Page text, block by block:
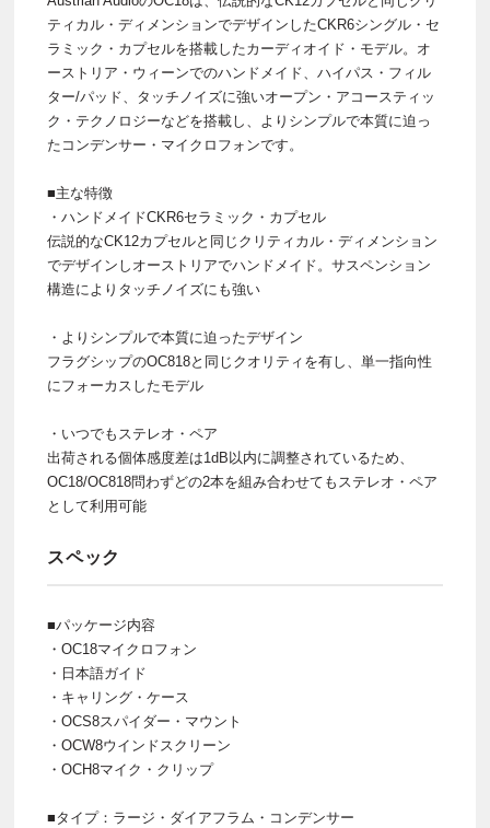
ティカル・ディメンションでデザインしたCKR6シングル・セ
ラミック・カプセルを搭載したカーディオイド・モデル。オ
ーストリア・ウィーンでのハンドメイド、ハイパス・フィル
ター/パッド、タッチノイズに強いオープン・アコースティッ
ク・テクノロジーなどを搭載し、よりシンプルで本質に迫っ
たコンデンサー・マイクロフォンです。
■主な特徴
・ハンドメイドCKR6セラミック・カプセル
伝説的なCK12カプセルと同じクリティカル・ディメンション
でデザインしオーストリアでハンドメイド。サスペンション
構造によりタッチノイズにも強い
・よりシンプルで本質に迫ったデザイン
フラグシップのOC818と同じクオリティを有し、単一指向性
にフォーカスしたモデル
・いつでもステレオ・ペア
出荷される個体感度差は1dB以内に調整されているため、
OC18/OC818問わずどの2本を組み合わせてもステレオ・ペア
として利用可能
スペック
■パッケージ内容
・OC18マイクロフォン
・日本語ガイド
・キャリング・ケース
・OCS8スパイダー・マウント
・OCW8ウインドスクリーン
・OCH8マイク・クリップ
■タイプ：ラージ・ダイアフラム・コンデンサー